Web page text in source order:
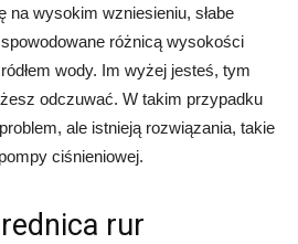
na wysokim wzniesieniu, słabe
różnicą wysokości
wody. Im wyżej jesteś, tym
odczuwać. W takim przypadku
ale istnieją rozwiązania, takie
ciśnieniowej.
rur